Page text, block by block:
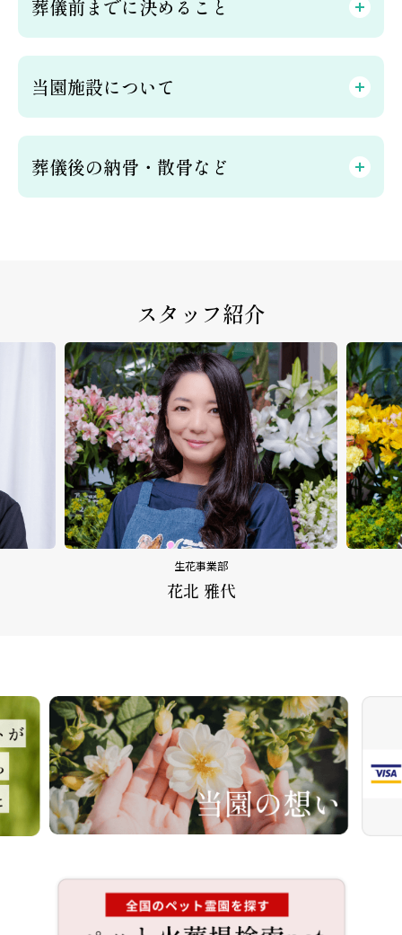
葬儀前までに決めること
当園施設について
葬儀後の納骨・散骨など
スタッフ紹介
生花事業部
花北 雅代